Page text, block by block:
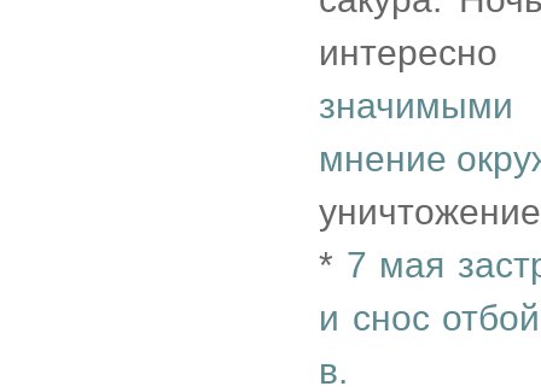
мнение
* 7 мая
и снос
в.